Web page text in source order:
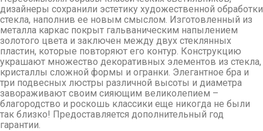
дизайнеры сохранили эстетику художественной обработки
стекла, наполнив ее новым смыслом. Изготовленный из
металла каркас покрыт гальваническим напылением
золотого цвета и заключен между двух стеклянных
пластин, которые повторяют его контур. Конструкцию
украшают множество декоративных элементов из стекла,
кристаллы сложной формы и огранки. Элегантное бра и
три подвесных люстры различной высоты и диаметра
завораживают своим сияющим великолепием –
благородство и роскошь классики еще никогда не были
так близко! Предоставляется дополнительный год
гарантии.